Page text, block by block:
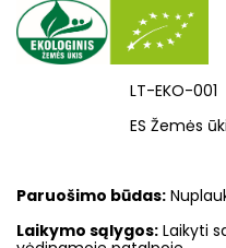
LT-EKO-001
ES Žemės
Paruošimo būdas:
Laikymo sąlygos: Laikyti